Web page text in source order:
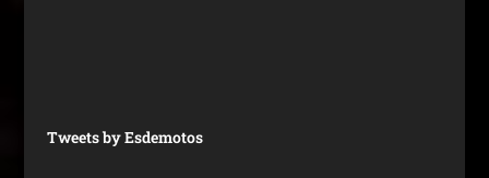
Tweets by Esdemotos